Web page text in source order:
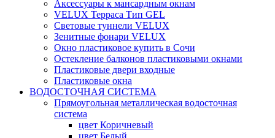
Аксессуары к мансардным окнам
VELUX Терраса Тип GEL
Световые туннели VELUX
Зенитные фонари VELUX
Окно пластиковое купить в Сочи
Остекление балконов пластиковыми окнами
Пластиковые двери входные
Пластиковые окна
ВОДОСТОЧНАЯ СИСТЕМА
Прямоугольная металлическая водосточная
система
цвет Коричневый
цвет Белый